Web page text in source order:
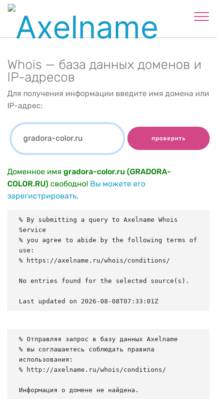
Whois — база данных доменов и
IP-адресов
Для получения информации введите имя домена или
IP-адрес:
проверить
Доменное имя gradora-color.ru (GRADORA-
COLOR.RU) свободно! Вы можете его
зарегистрировать.
% By submitting a query to Axelname Whois
Service
% you agree to abide by the following terms of
use:
% https://axelname.ru/whois/conditions/
No entries found for the selected source(s).
Last updated on 2026-08-08T07:33:01Z
% Отправляя запрос в базу данных Axelname
% вы соглашаетесь соблюдать правила
использования:
% http://axelname.ru/whois/conditions/
Информация о домене не найдена.